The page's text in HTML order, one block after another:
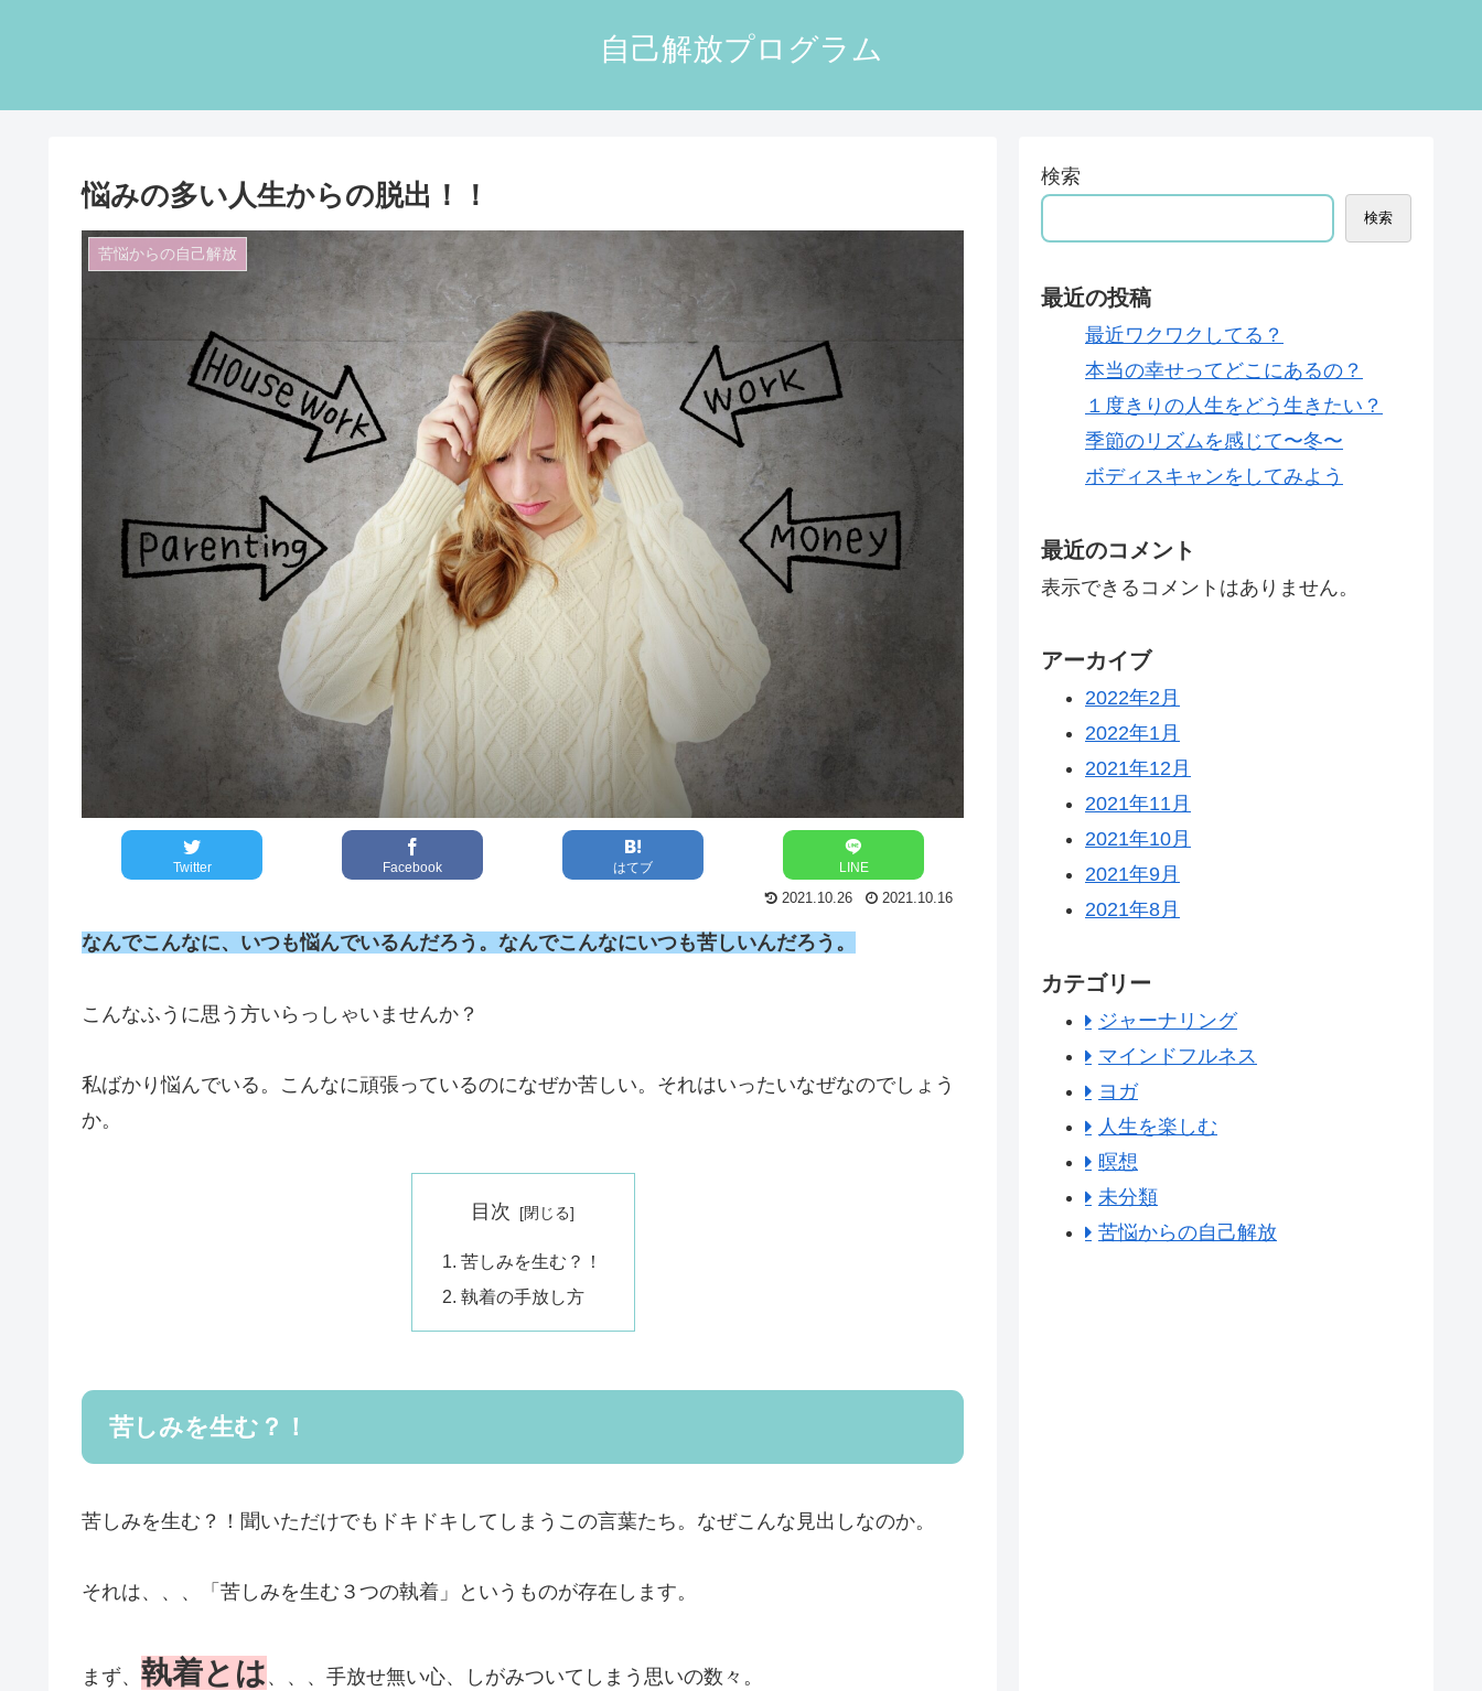
自己解放プログラム
悩みの多い人生からの脱出！！
苦悩からの自己解放
Twitter Facebook はてブ LINE
2021.10.26 2021.10.16
なんでこんなに、いつも悩んでいるんだろう。なんでこんなにいつも苦しいんだろう。
こんなふうに思う方いらっしゃいませんか？
私ばかり悩んでいる。こんなに頑張っているのになぜか苦しい。それはいったいなぜなのでしょう
か。
目次
苦しみを生む？！
執着の手放し方
苦しみを生む？！
苦しみを生む？！聞いただけでもドキドキしてしまうこの言葉たち。なぜこんな見出しなのか。
それは、、、「苦しみを生む３つの執着」というものが存在します。
まず、 執着とは 、、、手放せ無い心、しがみついてしまう思いの数々。
検索
検索
最近の投稿
最近ワクワクしてる？
本当の幸せってどこにあるの？
１度きりの人生をどう生きたい？
季節のリズムを感じて〜冬〜
ボディスキャンをしてみよう
最近のコメント
表示できるコメントはありません。
アーカイブ
2022年2月
2022年1月
2021年12月
2021年11月
2021年10月
2021年9月
2021年8月
カテゴリー
ジャーナリング
マインドフルネス
ヨガ
人生を楽しむ
暝想
未分類
苦悩からの自己解放